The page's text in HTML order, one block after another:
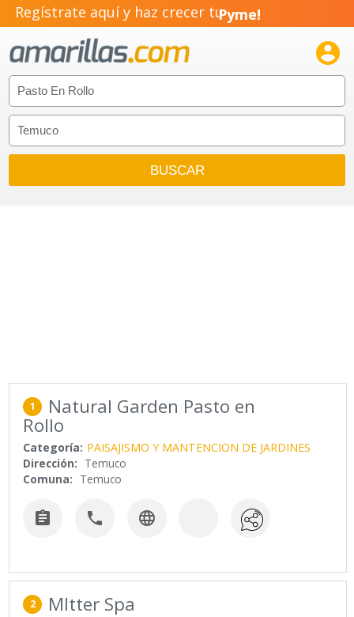
Regístrate aquí y haz crecer tuPyme!
Emprendimiento!

1 Natural Garden Pasto en
Rollo
Categoría: PAISAJISMO Y MANTENCION DE JARDINES
Dirección: Temuco
Comuna: Temuco
  
2 MItter Spa